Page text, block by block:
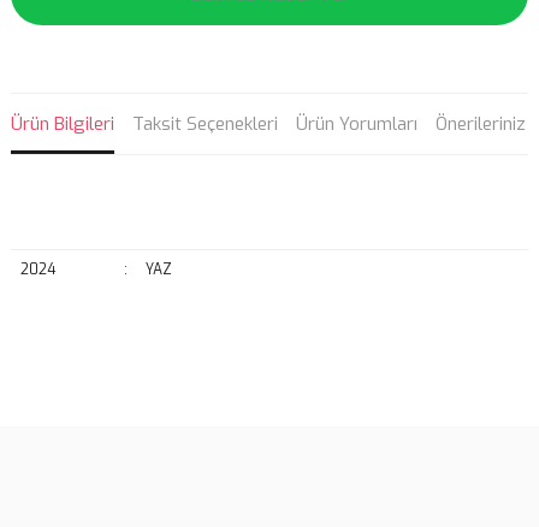
Ürün Bilgileri Taksit Seçenekleri Ürün Yorumları Önerileriniz
2024 : YAZ